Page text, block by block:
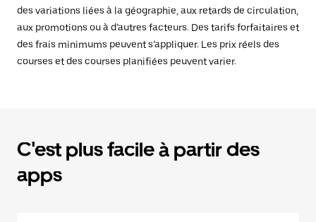
des variations liées à la géographie, aux retards de circulation,
aux promotions ou à d’autres facteurs. Des tarifs forfaitaires et
des frais minimums peuvent s’appliquer. Les prix réels des
courses et des courses planifiées peuvent varier.
C'est plus facile à partir des
apps